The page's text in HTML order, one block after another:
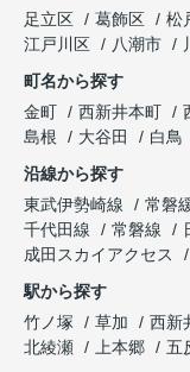
足立区
葛飾区 松
江戸川区
八潮市
町名から探す
金町
西新井本町
島根
大谷田 白鳥
沿線から探す
東武伊勢崎線
常磐
千代田線
常磐線
成田スカイアクセス
駅から探す
竹ノ塚
草加 西新
北綾瀬
上本郷 五